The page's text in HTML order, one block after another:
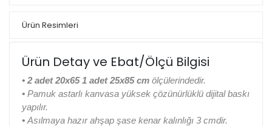
Ürün Resimleri
Ürün Detay ve Ebat/Ölçü Bilgisi
• 2 adet 20x65 1 adet 25x85 cm ölçülerindedir.
• Pamuk astarlı kanvasa yüksek çözünürlüklü dijital baskı
yapılır.
• Asılmaya hazır ahşap şase kenar kalınlığı 3 cmdir.